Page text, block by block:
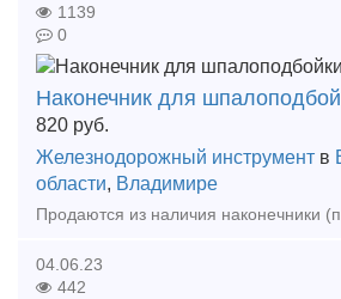
1139
0
Наконечник для
820 руб.
Железнодорожный инструмент в
области, Владимире
04.06.23
442